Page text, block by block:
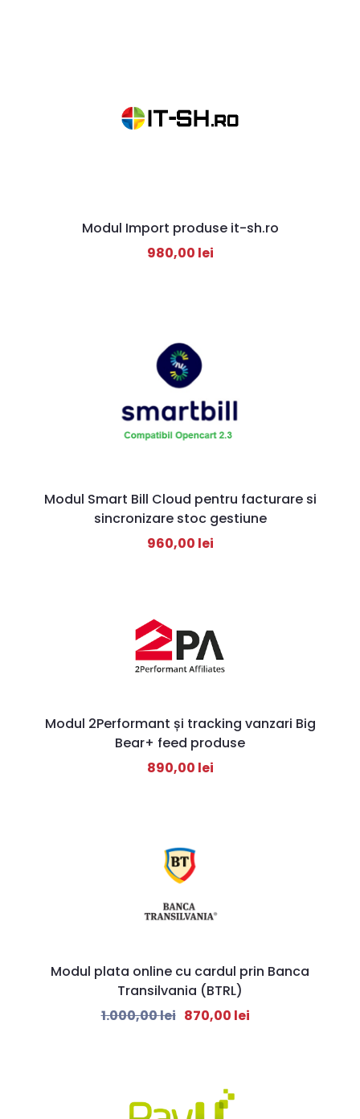
Modul Import produse it-sh.ro
980,00 lei
Modul Smart Bill Cloud pentru facturare si
sincronizare stoc gestiune
960,00 lei
Modul 2Performant și tracking vanzari Big
Bear+ feed produse
890,00 lei
Modul plata online cu cardul prin Banca
Transilvania (BTRL)
1.000,00lei 870,00 lei